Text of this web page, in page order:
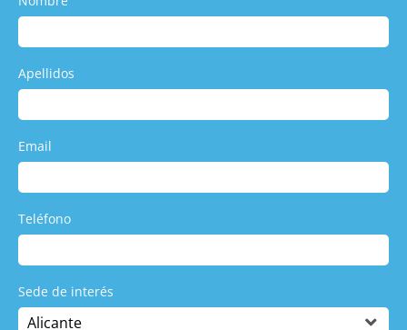
Apellidos
Email
Teléfono
Sede de interés